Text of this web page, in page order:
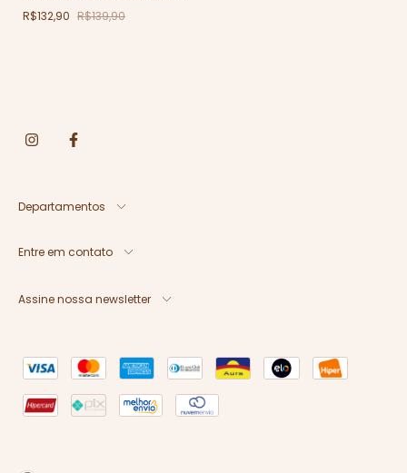
(cópia)
R$132,90 R$139,90
Departamentos
Entre em contato
Assine nossa newsletter